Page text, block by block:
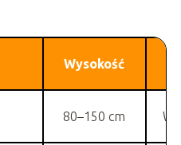
Wysokość
80–150 cm